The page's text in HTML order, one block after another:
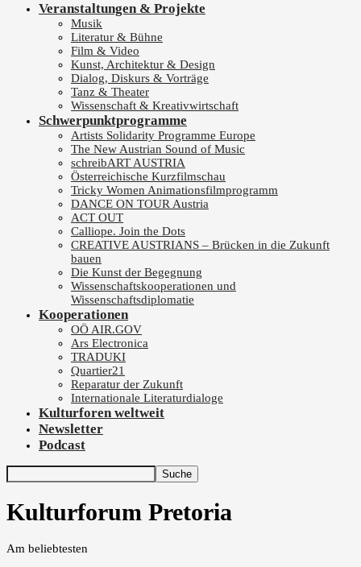
Veranstaltungen & Projekte
Musik
Literatur & Bühne
Film & Video
Kunst, Architektur & Design
Dialog, Diskurs & Vorträge
Tanz & Theater
Wissenschaft & Kreativwirtschaft
Schwerpunktprogramme
Artists Solidarity Programme Europe
The New Austrian Sound of Music
schreibART AUSTRIA
Österreichische Kurzfilmschau
Tricky Women Animationsfilmprogramm
DANCE ON TOUR Austria
ACT OUT
Calliope. Join the Dots
CREATIVE AUSTRIANS – Brücken in die Zukunft
bauen
Die Kunst der Begegnung
Wissenschaftskooperationen und
Wissenschaftsdiplomatie
Kooperationen
OÖ AIR.GOV
Ars Electronica
TRADUKI
Quartier21
Reparatur der Zukunft
Internationale Literaturdialoge
Kulturforen weltweit
Newsletter
Podcast
Kulturforum Pretoria
Am beliebtesten